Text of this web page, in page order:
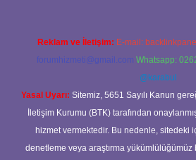
Reklam ve İletişim: E-mail:
forumhizmeti@gmail.com Whatsapp:
@karabul
Yasal Uyarı: Sitemiz, 5651 Sayılı Kanun
İletişim Kurumu (BTK) tarafından
hizmet vermektedir. Bu nedenle, sitedeki
denetleme veya araştırma yükümlülüğümüz